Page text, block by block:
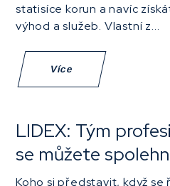
statisíce korun a navíc
výhod a služeb. Vlastní z...
Více
LIDEX: Tým
se můžete
Koho si představit, když se